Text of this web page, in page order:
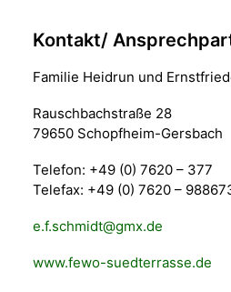
Suche
Kontakt/
Familie Heidrun und
Rauschbachstraße 28
79650 Schopfheim-Gersbach
Telefon: +49 (0) 7620 – 377
Telefax: +49 (0) 7620 –
e.f.schmidt@gmx.de
www.fewo-suedterrasse.de